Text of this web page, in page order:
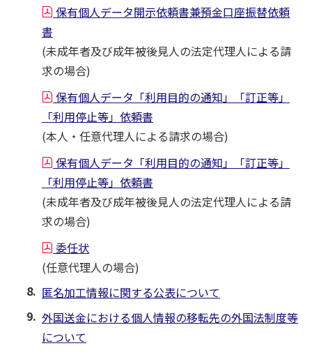
保有個人データ開示依頼書兼預金口座振替依頼
書
(未成年者及び成年被後見人の法定代理人による請
求の場合)
保有個人データ「利用目的の通知」「訂正等」
「利用停止等」依頼書
(本人・任意代理人による請求の場合)
保有個人データ「利用目的の通知」「訂正等」
「利用停止等」依頼書
(未成年者及び成年被後見人の法定代理人による請
求の場合)
委任状
(任意代理人の場合)
匿名加工情報に関する公表について
外国送金における個人情報の移転先の外国法制度等
について